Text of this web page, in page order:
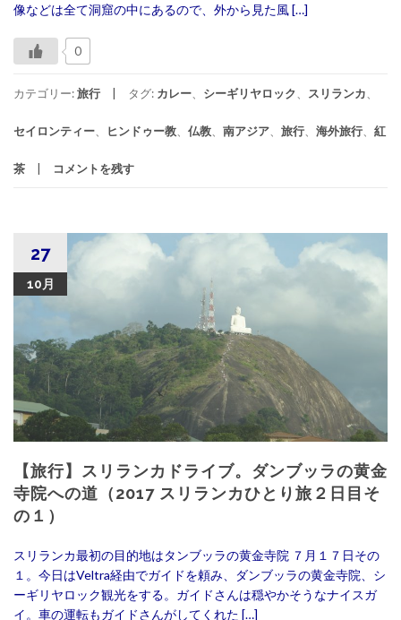
像などは全て洞窟の中にあるので、外から見た風 […]
0
カテゴリー:旅行 タグ: カレー シーギリヤロック スリランカ
セイロンティー ヒンドゥー教 仏教 南アジア 旅行 海外旅行 紅
茶 コメントを残す
27
10月
【旅行】スリランカドライブ。ダンブッラの黄金
寺院への道（2017 スリランカひとり旅２日目そ
の１）
スリランカ最初の目的地はタンブッラの黄金寺院 ７月１７日その
１。今日はVeltra経由でガイドを頼み、ダンブッラの黄金寺院、シ
ーギリヤロック観光をする。ガイドさんは穏やかそうなナイスガ
イ。車の運転もガイドさんがしてくれた […]